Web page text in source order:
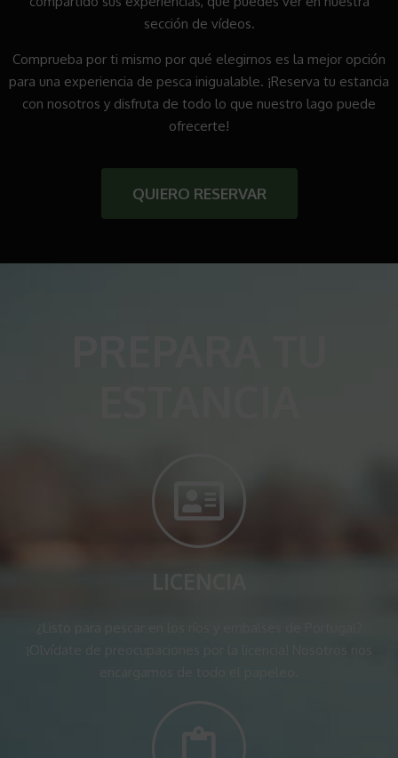
sección de vídeos.
Comprueba por ti mismo por qué elegirnos es la mejor opción
para una experiencia de pesca inigualable. ¡Reserva tu estancia
con nosotros y disfruta de todo lo que nuestro lago puede
ofrecerte!
QUIERO RESERVAR
¡Olvídate de preocupaciones por la licencia! Nosotros nos